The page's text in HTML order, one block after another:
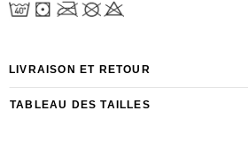
LIVRAISON ET RETOUR
TABLEAU DES TAILLES